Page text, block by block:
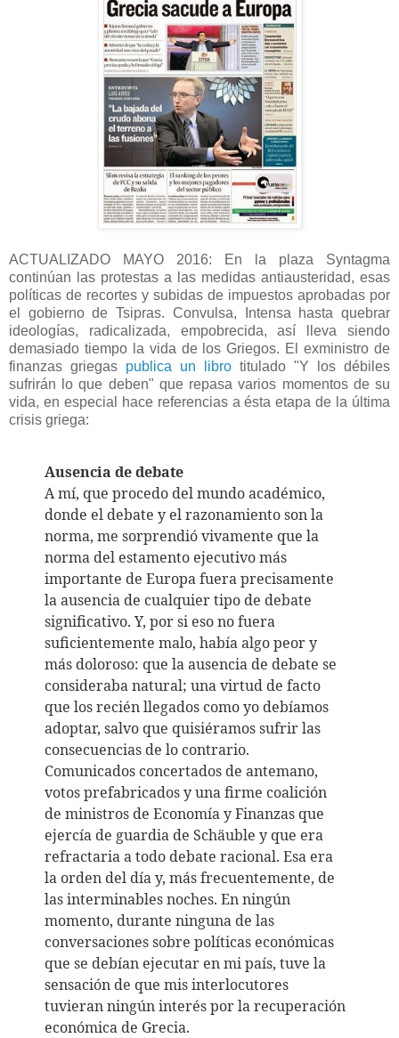
ACTUALIZADO MAYO 2016: En la plaza Syntagma
continúan las protestas a las medidas antiausteridad, esas
políticas de recortes y subidas de impuestos aprobadas por
el gobierno de Tsipras. Convulsa, Intensa hasta quebrar
ideologías, radicalizada, empobrecida, así lleva siendo
demasiado tiempo la vida de los Griegos. El exministro de
finanzas griegas publica un libro titulado "Y los débiles
sufrirán lo que deben" que repasa varios momentos de su
vida, en especial hace referencias a ésta etapa de la última
crisis griega:
Ausencia de debate
A mí, que procedo del mundo académico,
donde el debate y el razonamiento son la
norma, me sorprendió vivamente que la
norma del estamento ejecutivo más
importante de Europa fuera precisamente
la ausencia de cualquier tipo de debate
significativo. Y, por si eso no fuera
suficientemente malo, había algo peor y
más doloroso: que la ausencia de debate se
consideraba natural; una virtud de facto
que los recién llegados como yo debíamos
adoptar, salvo que quisiéramos sufrir las
consecuencias de lo contrario.
Comunicados concertados de antemano,
votos prefabricados y una firme coalición
de ministros de Economía y Finanzas que
ejercía de guardia de Schäuble y que era
refractaria a todo debate racional. Esa era
la orden del día y, más frecuentemente, de
las interminables noches. En ningún
momento, durante ninguna de las
conversaciones sobre políticas económicas
que se debían ejecutar en mi país, tuve la
sensación de que mis interlocutores
tuvieran ningún interés por la recuperación
económica de Grecia.